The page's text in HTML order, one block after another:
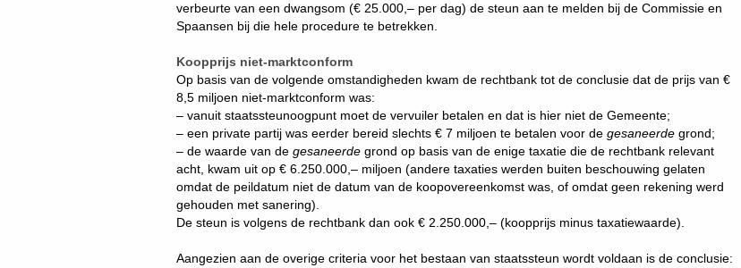
verbeurte van een dwangsom (€ 25.000,– per dag) de steun aan te melden bij de Commissie en
Spaansen bij die hele procedure te betrekken.
Koopprijs niet-marktconform
Op basis van de volgende omstandigheden kwam de rechtbank tot de conclusie dat de prijs van €
8,5 miljoen niet-marktconform was:
– vanuit staatssteunoogpunt moet de vervuiler betalen en dat is hier niet de Gemeente;
– een private partij was eerder bereid slechts € 7 miljoen te betalen voor de gesaneerde grond;
– de waarde van de gesaneerde grond op basis van de enige taxatie die de rechtbank relevant
acht, kwam uit op € 6.250.000,– miljoen (andere taxaties werden buiten beschouwing gelaten
omdat de peildatum niet de datum van de koopovereenkomst was, of omdat geen rekening werd
gehouden met sanering).
De steun is volgens de rechtbank dan ook € 2.250.000,– (koopprijs minus taxatiewaarde).
Aangezien aan de overige criteria voor het bestaan van staatssteun wordt voldaan is de conclusie: